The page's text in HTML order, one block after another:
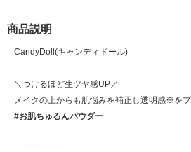
商品説明
CandyDoll(キャンディドール)
＼つけるほど生ツヤ感UP／
メイクの上からも肌悩みを補正し透明感※を
#お肌ちゅるんパウダー